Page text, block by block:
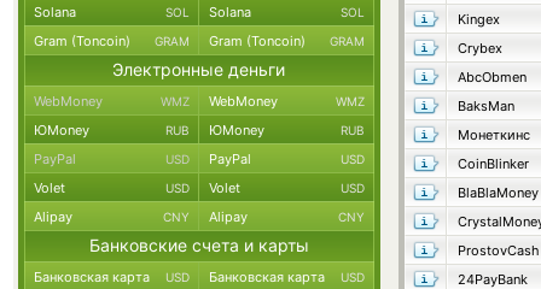
Kingex
Crybex
AbcObmen
BaksMan
Монеткинс
CoinBlinker
BlaBlaMoney
ProstovCash
24PayBank
Solana SOL Solana SOL
Gram (Toncoin) GRAM Gram (Toncoin) GRAM
Электронные деньги
WebMoney WMZ WebMoney WMZ
ЮMoney RUB ЮMoney RUB
PayPal USD PayPal USD
Volet USD Volet USD
Alipay CNY Alipay CNY
Банковские счета и карты
Банковская карта USD Банковская карта USD